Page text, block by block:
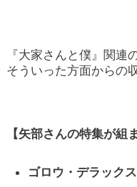
『大家さんと僕』関連
そういった方面からの
【矢部さんの特集が組
ゴロウ・デラック